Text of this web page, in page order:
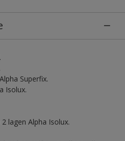
Superfix.
Isolux.
lagen Alpha Isolux.